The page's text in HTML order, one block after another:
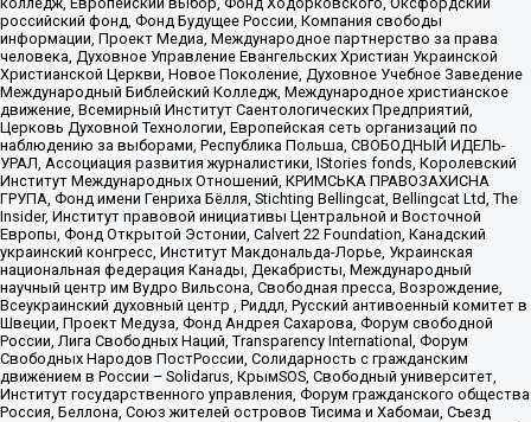
российский фонд, Фонд Будущее России, Компания свободы
информации, Проект Медиа, Международное партнерство за права
человека, Духовное Управление Евангельских Христиан Украинской
Христианской Церкви, Новое Поколение, Духовное Учебное Заведение
Международный Библейский Колледж, Международное христианское
движение, Всемирный Институт Саентологических Предприятий,
Церковь Духовной Технологии, Европейская сеть организаций по
наблюдению за выборами, Республика Польша, СВОБОДНЫЙ ИДЕЛЬ-
УРАЛ, Ассоциация развития журналистики, IStories fonds, Королевский
Институт Международных Отношений, КРИМСЬКА ПРАВОЗАХИСНА
ГРУПА, Фонд имени Генриха Бёлля, Stichting Bellingcat, Bellingcat Ltd, The
Insider, Институт правовой инициативы Центральной и Восточной
Европы, Фонд Открытой Эстонии, Calvert 22 Foundation, Канадский
украинский конгресс, Институт Макдональда-Лорье, Украинская
национальная федерация Канады, Декабристы, Международный
научный центр им Вудро Вильсона, Свободная пресса, Возрождение,
Всеукраинский духовный центр , Риддл, Русский антивоенный комитет в
Швеции, Проект Медуза, Фонд Андрея Сахарова, Форум свободной
России, Лига Свободных Наций, Transparеncy International, Форум
Свободных Народов ПостРоссии, Солидарность с гражданским
движением в России – Solidarus, КрымSOS, Свободный университет,
Институт государственного управления, Форум гражданского общества
Россия, Беллона, Союз жителей островов Тисима и Хабомаи, Съезд